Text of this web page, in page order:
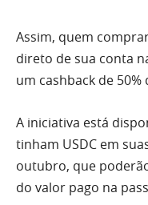
Assim, quem
direto de sua conta
um cashback de
A iniciativa está
tinham USDC em
outubro, que
do valor pago na